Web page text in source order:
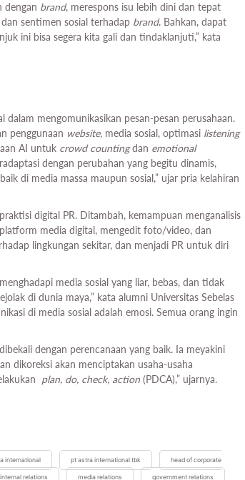
dengan brand, merespons isu lebih dini dan tepat
dan sentimen sosial terhadap brand. Bahkan, dapat
ini bisa segera kita gali dan tindaklanjuti,” kata
mengomunikasikan pesan-pesan perusahaan.
penggunaan website, media sosial, optimasi listening
AI untuk crowd countingdan emotional
dengan perubahan yang begitu dinamis,
di media massa maupun sosial,” ujar pria kelahiran
digital PR. Ditambah, kemampuan menganalisis
media digital, mengedit foto/video, dan
lingkungan sekitar, dan menjadi PR untuk diri
media sosial yang liar, bebas, dan tidak
di dunia maya,” kata alumni Universitas Sebelas
di media sosial adalah emosi. Semua orang ingin
dengan perencanaan yang baik. Ia meyakini
dikoreksi akan menciptakan usaha-usaha
plan, do, check, action (PDCA),” ujarnya.
international pt astra international tbk head of corporate
internal relations media relations government relations